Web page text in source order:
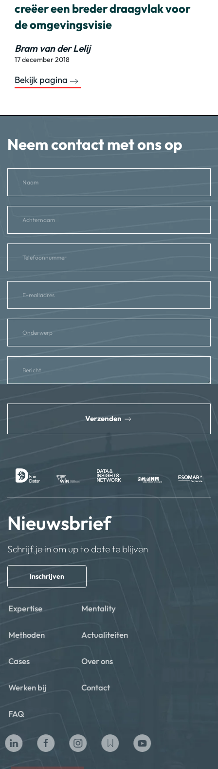
creëer een breder draagvlak voor
de omgevingsvisie
Bram van der Lelij
17 december 2018
Bekijk pagina
Neem contact met ons op
Verzenden
Nieuwsbrief
Schrijf je in om up to date te blijven
Inschrijven
Expertise Mentality
Methoden Actualiteiten
Cases Over ons
Werken bij Contact
FAQ